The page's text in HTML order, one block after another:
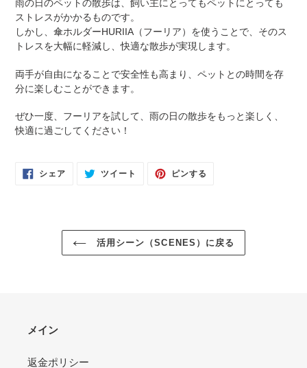
雨の日のペットの散歩は、飼い主にとってもペットにとっても
ストレスがかかるものです。
しかし、傘ホルダーHURIIA（フーリア）を使うことで、そのス
トレスを大幅に軽減し、快適な散歩が実現します。
両手が自由になることで安全性も高まり、ペットとの時間を存
分に楽しむことができます。
ぜひ一度、フーリアを試して、雨の日の散歩をもっと楽しく、
快適に過ごしてください！
シェアFACEBOOKツイート
TWITTERピンする
活用シーン（SCENES）に戻る
メイン
返金ポリシー